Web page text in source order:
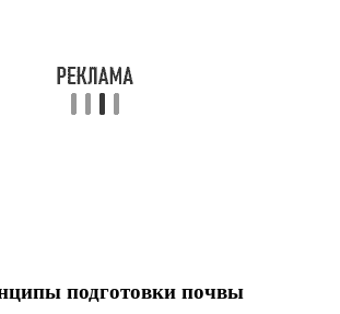
подготовки почвы